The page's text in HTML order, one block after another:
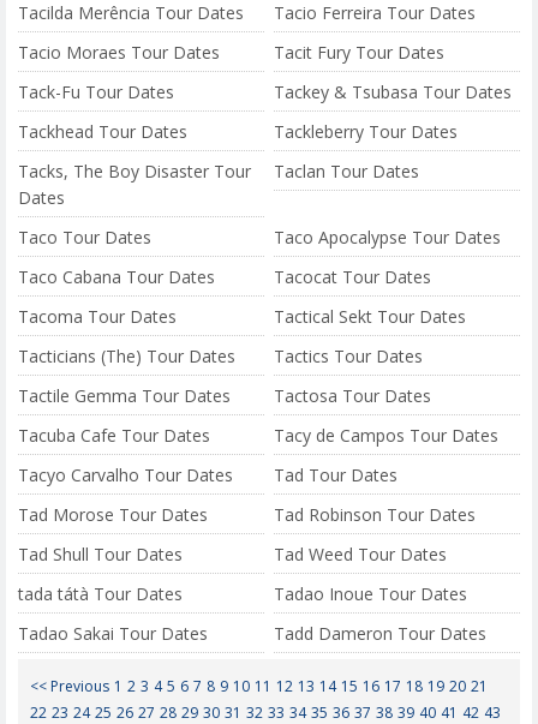
Tacilda Merência Tour Dates
Tacio Ferreira Tour Dates
Tacio Moraes Tour Dates
Tacit Fury Tour Dates
Tack-Fu Tour Dates
Tackey & Tsubasa Tour Dates
Tackhead Tour Dates
Tackleberry Tour Dates
Tacks, The Boy Disaster Tour
Dates
Taclan Tour Dates
Taco Tour Dates
Taco Apocalypse Tour Dates
Taco Cabana Tour Dates
Tacocat Tour Dates
Tacoma Tour Dates
Tactical Sekt Tour Dates
Tacticians (The) Tour Dates
Tactics Tour Dates
Tactile Gemma Tour Dates
Tactosa Tour Dates
Tacuba Cafe Tour Dates
Tacy de Campos Tour Dates
Tacyo Carvalho Tour Dates
Tad Tour Dates
Tad Morose Tour Dates
Tad Robinson Tour Dates
Tad Shull Tour Dates
Tad Weed Tour Dates
tada tátà Tour Dates
Tadao Inoue Tour Dates
Tadao Sakai Tour Dates
Tadd Dameron Tour Dates
<< Previous 1 2 3 4 5 6 7 8 9 10 11 12 13 14 15 16 17 18 19 20 21
22 23 24 25 26 27 28 29 30 31 32 33 34 35 36 37 38 39 40 41 42 43